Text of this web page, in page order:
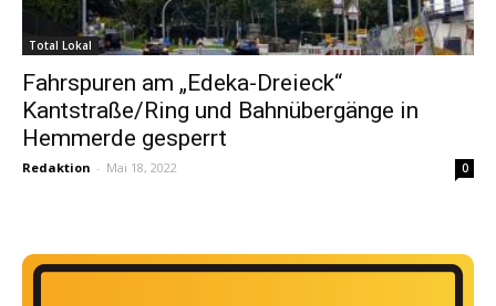
Total Lokal
Fahrspuren am „Edeka-Dreieck“
Kantstraße/Ring und Bahnübergänge in
Hemmerde gesperrt
Redaktion - Mai 18, 2022 0